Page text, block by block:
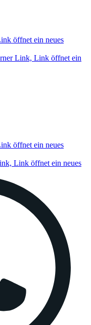
öffnet ein neues
Link, Link öffnet ein
öffnet ein neues
Link öffnet ein neues